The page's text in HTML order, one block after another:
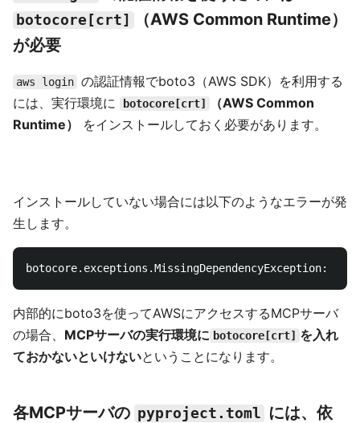
botocore[crt]
（AWS Common Runtime）
が必要
aws login の認証情報でboto3（AWS SDK）を利用する
には、実行環境に
botocore[crt]
（AWS Common
Runtime）
をインストールしておく必要があります。
インストールしていない場合には以下のようなエラーが発
生します。
内部的にboto3を使ってAWSにアクセスするMCPサーバ
の場合、 MCPサーバの実行環境に botocore[crt] を入れ
ておかないといけないということになります。
各MCPサーバの pyproject.toml には、依